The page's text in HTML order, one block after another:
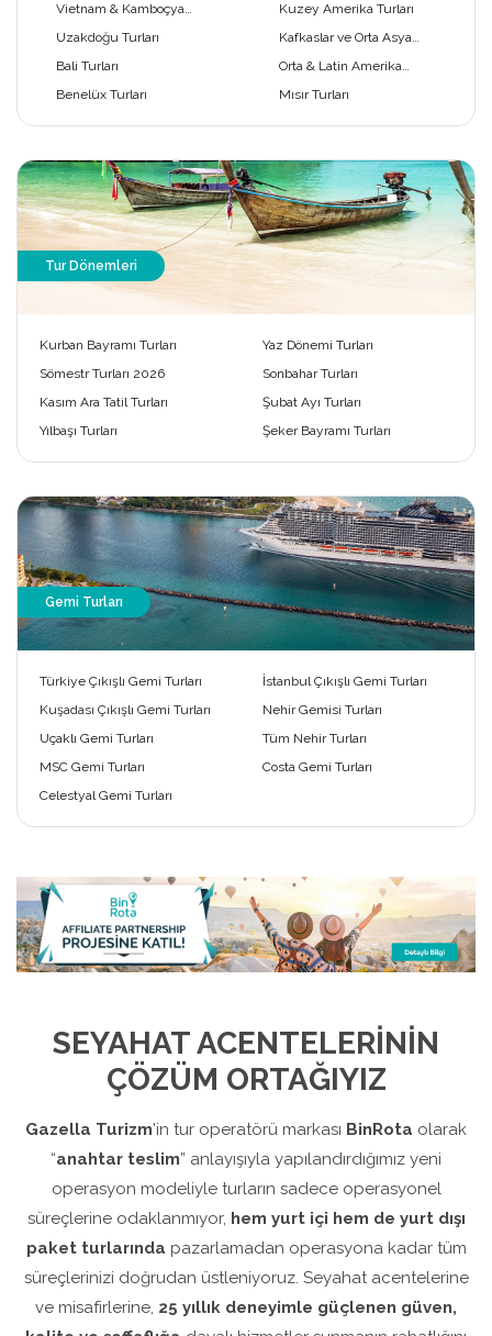
Vietnam & Kamboçya
Kuzey Amerika Turları
Uzakdoğu Turları
Kafkaslar ve Orta Asya
Bali Turları
Orta & Latin Amerika
Benelüx Turları Mısır Turları
Tur Dönemleri
Kurban Bayramı Turları
Yaz Dönemi Turları
Sömestr Turları 2026
Sonbahar Turları
Kasım Ara Tatil Turları
Şubat Ayı Turları
Yılbaşı Turları
Şeker Bayramı Turları
Gemi Turları
Türkiye Çıkışlı Gemi Turları
İstanbul Çıkışlı Gemi Turları
Kuşadası Çıkışlı Gemi Turları
Nehir Gemisi Turları
Uçaklı Gemi Turları
Tüm Nehir Turları
MSC Gemi Turları
Costa Gemi Turları
Celestyal Gemi Turları
SEYAHAT ACENTELERİNİN
ÇÖZÜM ORTAĞIYIZ
Gazella Turizm’in tur operatörü markası BinRota olarak
“anahtar teslim” anlayışıyla yapılandırdığımız yeni
operasyon modeliyle turların sadece operasyonel
süreçlerine odaklanmıyor, hem yurt içi hem de yurt dışı
paket turlarında pazarlamadan operasyona kadar tüm
süreçlerinizi doğrudan üstleniyoruz. Seyahat acentelerine
ve misafirlerine, 25 yıllık deneyimle güçlenen güven,